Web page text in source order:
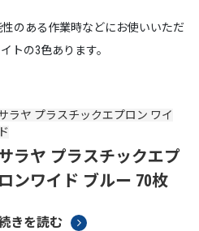
のある作業時などにお使いいただ
トの3色あります。
ラヤ プラスチックエプロン ワイ
ド
ラヤ プラスチックエプ
ロンワイド ブルー 70枚
きを読む